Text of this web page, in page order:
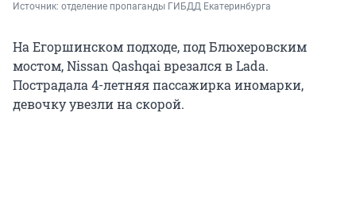
Источник: отделение пропаганды ГИБДД Екатеринбурга
На Егоршинском подходе, под Блюхеровским
мостом, Nissan Qashqai врезался в Lada.
Пострадала 4-летняя пассажирка иномарки,
девочку увезли на скорой.